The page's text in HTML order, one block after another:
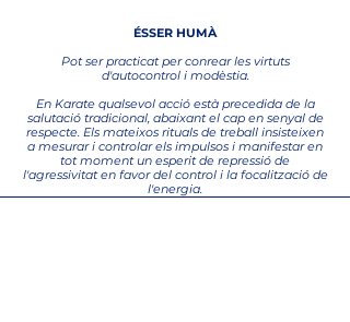
ÉSSER HUMÀ
Pot ser practicat per conrear les virtuts
d'autocontrol i modèstia.
En Karate qualsevol acció està precedida de la
salutació tradicional, abaixant el cap en senyal de
respecte. Els mateixos rituals de treball insisteixen
a mesurar i controlar els impulsos i manifestar en
tot moment un esperit de repressió de
l'agressivitat en favor del control i la focalització de
l'energia.